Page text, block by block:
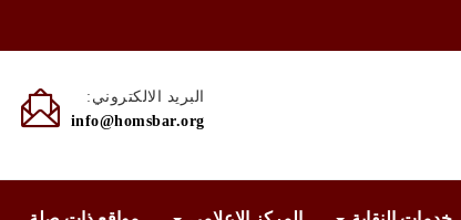
البريد الالكتروني:
info@homsbar.org